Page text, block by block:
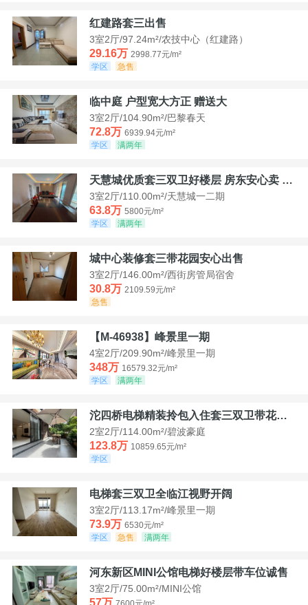
红建路套三出售
3室2厅/97.24m²/农技中心（红建路）
29.16万 2998.77元/m²
学区
急售
临中庭 户型宽大方正 赠送大
3室2厅/104.90m²/巴黎春天
72.8万 6939.94元/m²
学区
满两年
天慧城优质套三双卫好楼层 房东安心卖 价格好谈
3室2厅/110.00m²/天慧城一二期
63.8万 5800元/m²
学区
满两年
城中心装修套三带花园安心出售
3室2厅/146.00m²/西街房管局宿舍
30.8万 2109.59元/m²
急售
【M-46938】峰景里一期
4室2厅/209.90m²/峰景里一期
348万 16579.32元/m²
学区
满两年
沱四桥电梯精装拎包入住套三双卫带花园40平米带车位
2室2厅/114.00m²/碧波豪庭
123.8万 10859.65元/m²
学区
电梯套三双卫全临江视野开阔
3室2厅/113.17m²/峰景里一期
73.9万 6530元/m²
学区
急售 满两年
河东新区MINI公馆电梯好楼层带车位诚售
3室2厅/75.00m²/MINI公馆
57万